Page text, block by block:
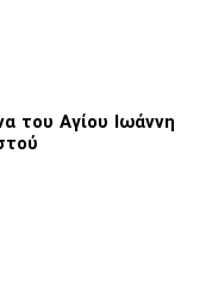
του Αγίου Ιωάννη